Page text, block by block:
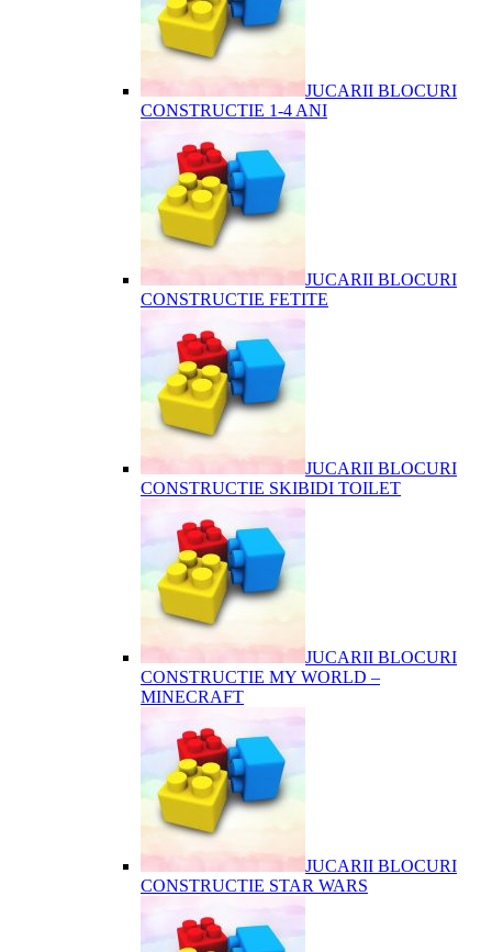
JUCARII BLOCURI
CONSTRUCTIE 1-4 ANI
JUCARII BLOCURI
CONSTRUCTIE FETITE
JUCARII BLOCURI
CONSTRUCTIE SKIBIDI TOILET
JUCARII BLOCURI
CONSTRUCTIE MY WORLD –
MINECRAFT
JUCARII BLOCURI
CONSTRUCTIE STAR WARS